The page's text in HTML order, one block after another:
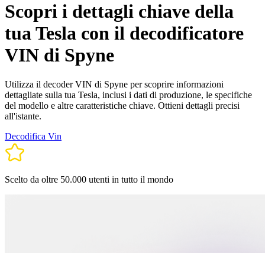
Scopri i dettagli chiave della
tua Tesla con il decodificatore
VIN di Spyne
Utilizza il decoder VIN di Spyne per scoprire informazioni
dettagliate sulla tua Tesla, inclusi i dati di produzione, le specifiche
del modello e altre caratteristiche chiave. Ottieni dettagli precisi
all'istante.
Decodifica Vin
Scelto da oltre 50.000 utenti in tutto il mondo